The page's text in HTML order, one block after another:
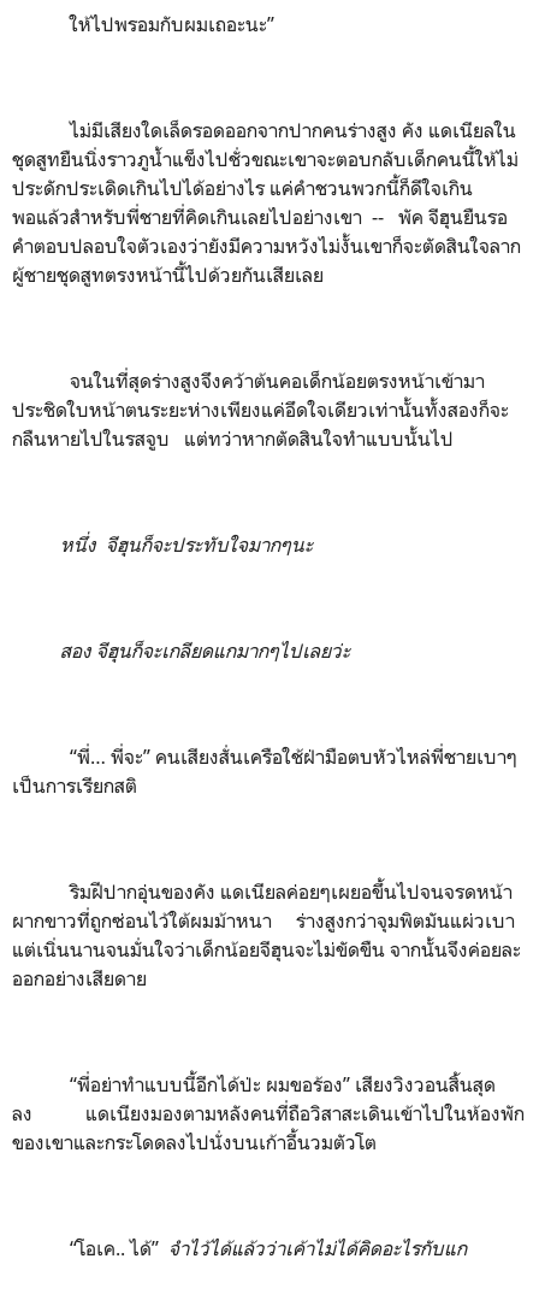
ให้ไปพรอมกับผมเถอะนะ”
ไม่มีเสียงใดเล็ดรอดออกจากปากคนร่างสูง คัง แดเนียลใน
ชุดสูทยืนนิ่งราวภูน้ำแข็งไปชั่วขณะเขาจะตอบกลับเด็กคนนี้ให้ไม่
ประดักประเดิดเกินไปได้อย่างไร แค่คำชวนพวกนี้ก็ดีใจเกิน
พอแล้วสำหรับพี่ชายที่คิดเกินเลยไปอย่างเขา -- พัค จีฮุนยืนรอ
คำตอบปลอบใจตัวเองว่ายังมีความหวังไม่งั้นเขาก็จะตัดสินใจลาก
ผู้ชายชุดสูทตรงหน้านี้ไปด้วยกันเสียเลย
จนในที่สุดร่างสูงจึงคว้าต้นคอเด็กน้อยตรงหน้าเข้ามา
ประชิดใบหน้าตนระยะห่างเพียงแค่อึดใจเดียวเท่านั้นทั้งสองก็จะ
กลืนหายไปในรสจูบ แต่ทว่าหากตัดสินใจทำแบบนั้นไป
หนึ่ง จีฮุนก็จะประทับใจมากๆนะ
สอง จีฮุนก็จะเกลียดแกมากๆไปเลยว่ะ
“พี่… พี่จะ” คนเสียงสั่นเครือใช้ฝ่ามือตบหัวไหล่พี่ชายเบาๆ
เป็นการเรียกสติ
ริมฝีปากอุ่นของคัง แดเนียลค่อยๆเผยอขึ้นไปจนจรดหน้า
ผากขาวที่ถูกซ่อนไว้ใต้ผมม้าหนา ร่างสูงกว่าจุมพิตมันแผ่วเบา
แต่เนิ่นนานจนมั่นใจว่าเด็กน้อยจีฮุนจะไม่ขัดขืน จากนั้นจึงค่อยละ
ออกอย่างเสียดาย
“พี่อย่าทำแบบนี้อีกได้ป่ะ ผมขอร้อง” เสียงวิงวอนสิ้นสุด
ลง แดเนียงมองตามหลังคนที่ถือวิสาสะเดินเข้าไปในห้องพัก
ของเขาและกระโดดลงไปนั่งบนเก้าอี้นวมตัวโต
“โอเค.. ได้” จำไว้ได้แล้วว่าเค้าไม่ได้คิดอะไรกับแก